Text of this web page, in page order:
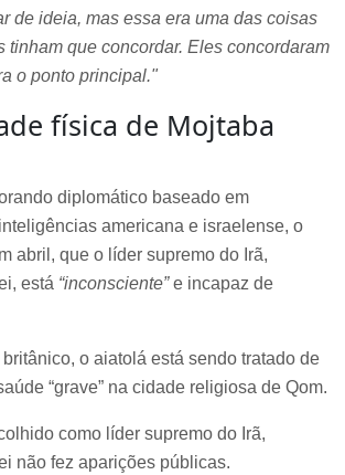
de ideia, mas essa era uma das coisas
tinham que concordar. Eles concordaram
o ponto principal."
física de Mojtaba
diplomático baseado em
americana e israelense, o
abril, que o líder supremo do Irã,
está “inconsciente”e incapaz de
o aiatolá está sendo tratado de
“grave” na cidade religiosa de Qom.
como líder supremo do Irã,
não fez aparições públicas.